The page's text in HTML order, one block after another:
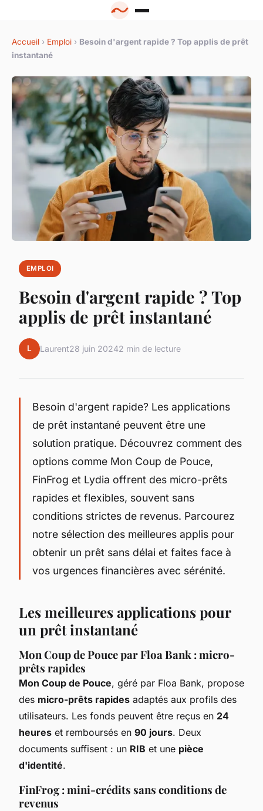
Accueil › Emploi › Besoin d'argent rapide ? Top applis de prêt
instantané
EMPLOI
Besoin d'argent rapide ? Top
applis de prêt instantané
L Laurent28 juin 20242 min de lecture
Besoin d'argent rapide? Les applications
de prêt instantané peuvent être une
solution pratique. Découvrez comment des
options comme Mon Coup de Pouce,
FinFrog et Lydia offrent des micro-prêts
rapides et flexibles, souvent sans
conditions strictes de revenus. Parcourez
notre sélection des meilleures applis pour
obtenir un prêt sans délai et faites face à
vos urgences financières avec sérénité.
Les meilleures applications pour
un prêt instantané
Mon Coup de Pouce par Floa Bank : micro-
prêts rapides
Mon Coup de Pouce, géré par Floa Bank, propose
des micro-prêts rapides adaptés aux profils des
utilisateurs. Les fonds peuvent être reçus en 24
heures et remboursés en 90 jours. Deux
documents suffisent : un RIB et une pièce
d'identité.
FinFrog : mini-crédits sans conditions de
revenus